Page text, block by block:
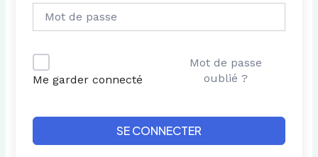
Me garder connecté
Mot de passe
oublié ?
SE CONNECTER